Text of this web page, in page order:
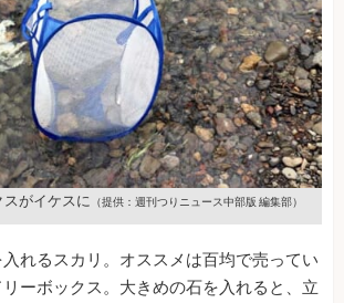
がイケスに （提供：週刊つりニュース中部版 編集部）
れるスカリ。オススメは百均で売ってい
ーボックス。大きめの石を入れると、立